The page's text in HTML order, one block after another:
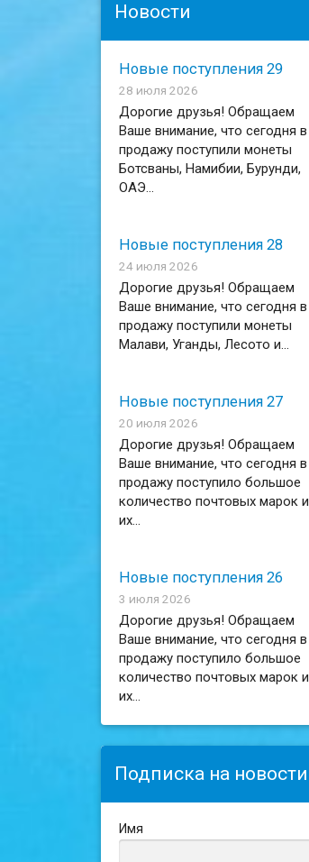
Новости
Новые поступления 29
28 июля 2026
Дорогие друзья! Обращаем
Ваше внимание, что сегодня в
продажу поступили монеты
Ботсваны, Намибии, Бурунди,
ОАЭ...
Новые поступления 28
24 июля 2026
Дорогие друзья! Обращаем
Ваше внимание, что сегодня в
продажу поступили монеты
Малави, Уганды, Лесото и...
Новые поступления 27
20 июля 2026
Дорогие друзья! Обращаем
Ваше внимание, что сегодня в
продажу поступило большое
количество почтовых марок и
их...
Новые поступления 26
3 июля 2026
Дорогие друзья! Обращаем
Ваше внимание, что сегодня в
продажу поступило большое
количество почтовых марок и
их...
Подписка на новости
Имя